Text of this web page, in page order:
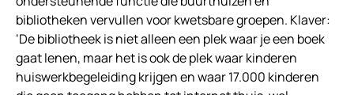
bibliotheken vervullen voor kwetsbare groepen. Klaver:
‘De bibliotheek is niet alleen een plek waar je een boek
gaat lenen, maar het is ook de plek waar kinderen
huiswerkbegeleiding krijgen en waar 17.000 kinderen